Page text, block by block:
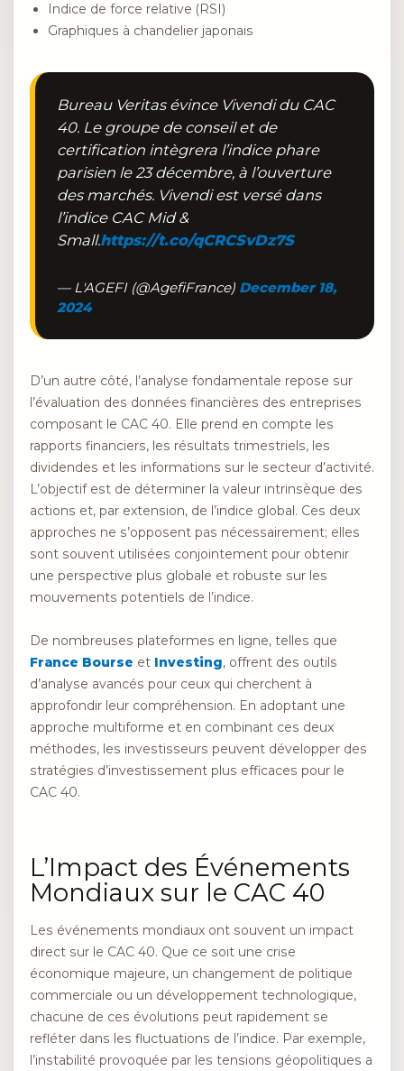
Indice de force relative (RSI)
Graphiques à chandelier japonais
Bureau Veritas évince Vivendi du CAC
40. Le groupe de conseil et de
certification intègrera l’indice phare
parisien le 23 décembre, à l’ouverture
des marchés. Vivendi est versé dans
l’indice CAC Mid &
Small.https://t.co/qCRCSvDz7S
— L'AGEFI (@AgefiFrance) December 18,
2024
D’un autre côté, l’analyse fondamentale repose sur
l’évaluation des données financières des entreprises
composant le CAC 40. Elle prend en compte les
rapports financiers, les résultats trimestriels, les
dividendes et les informations sur le secteur d’activité.
L’objectif est de déterminer la valeur intrinsèque des
actions et, par extension, de l’indice global. Ces deux
approches ne s’opposent pas nécessairement; elles
sont souvent utilisées conjointement pour obtenir
une perspective plus globale et robuste sur les
mouvements potentiels de l’indice.
De nombreuses plateformes en ligne, telles que
France Bourse et Investing, offrent des outils
d’analyse avancés pour ceux qui cherchent à
approfondir leur compréhension. En adoptant une
approche multiforme et en combinant ces deux
méthodes, les investisseurs peuvent développer des
stratégies d’investissement plus efficaces pour le
CAC 40.
L’Impact des Événements
Mondiaux sur le CAC 40
Les événements mondiaux ont souvent un impact
direct sur le CAC 40. Que ce soit une crise
économique majeure, un changement de politique
commerciale ou un développement technologique,
chacune de ces évolutions peut rapidement se
refléter dans les fluctuations de l’indice. Par exemple,
l’instabilité provoquée par les tensions géopolitiques a